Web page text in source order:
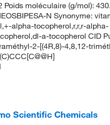
moléculaire (g/mol):
N Synonyme:
alpha-tocopherol,r,r,r-alpha-
a-tocopherol CID
2-[(4R,8)-4,8,12-
Scientific Chemicals